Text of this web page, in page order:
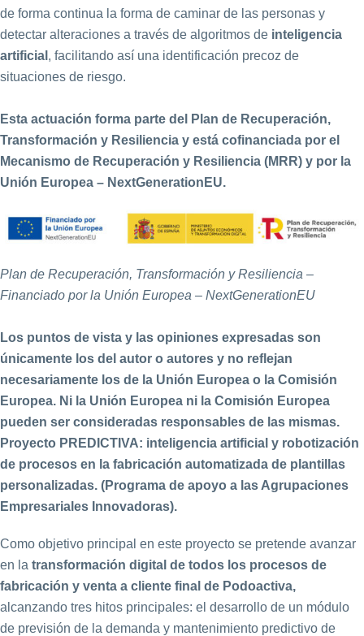
de forma continua la forma de caminar de las personas y
detectar alteraciones a través de algoritmos de inteligencia
artificial , facilitando así una identificación precoz de
situaciones de riesgo.
Esta actuación forma parte del Plan de Recuperación,
Transformación y Resiliencia y está cofinanciada por el
Mecanismo de Recuperación y Resiliencia (MRR) y por la
Unión Europea – NextGenerationEU.
Plan de Recuperación, Transformación y Resiliencia –
Financiado por la Unión Europea – NextGenerationEU
Los puntos de vista y las opiniones expresadas son
únicamente los del autor o autores y no reflejan
necesariamente los de la Unión Europea o la Comisión
Europea. Ni la Unión Europea ni la Comisión Europea
pueden ser consideradas responsables de las mismas.
Proyecto PREDICTIVA: inteligencia artificial y robotización
de procesos en la fabricación automatizada de plantillas
personalizadas. (Programa de apoyo a las Agrupaciones
Empresariales Innovadoras).
Como objetivo principal en este proyecto se pretende avanzar
en la transformación digital de todos los procesos de
fabricación y venta a cliente final de Podoactiva,
alcanzando tres hitos principales: el desarrollo de un módulo
de previsión de la demanda y mantenimiento predictivo de